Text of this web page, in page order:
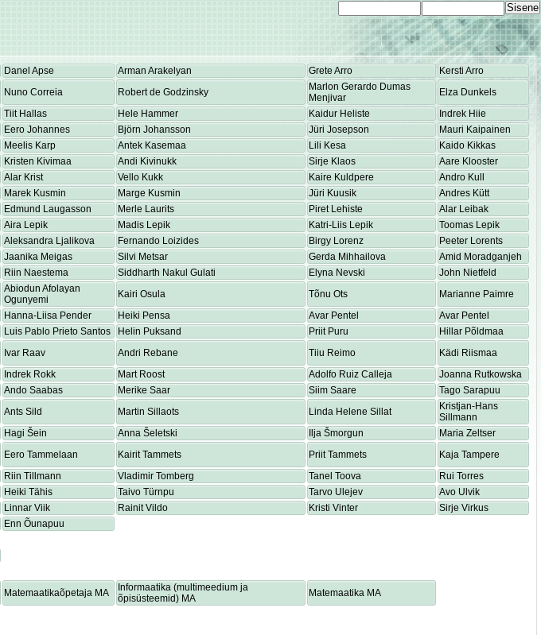
Danel Apse Arman Arakelyan Grete Arro
Kersti Arro
Nuno Correia Robert de Godzinsky
Marlon Gerardo Dumas
Menjivar
Elza Dunkels
Tiit Hallas Hele Hammer Kaidur Heliste
Indrek Hiie
Eero Johannes Björn Johansson Jüri Josepson
Mauri Kaipainen
Meelis Karp Antek Kasemaa Lili Kesa
Kaido Kikkas
Kristen Kivimaa Andi Kivinukk Sirje Klaos
Aare Klooster
Alar Krist Vello Kukk Kaire Kuldpere
Andro Kull
Marek Kusmin Marge Kusmin Jüri Kuusik
Andres Kütt
Edmund Laugasson Merle Laurits Piret Lehiste
Alar Leibak
Aira Lepik Madis Lepik Katri-Liis Lepik
Toomas Lepik
Aleksandra Ljalikova Fernando Loizides Birgy Lorenz
Peeter Lorents
Jaanika Meigas Silvi Metsar Gerda Mihhailova
Amid Moradganjeh
Riin Naestema Siddharth Nakul Gulati Elyna Nevski
John Nietfeld
Abiodun Afolayan
Ogunyemi
Kairi Osula Tõnu Ots
Marianne Paimre
Hanna-Liisa Pender Heiki Pensa Avar Pentel
Avar Pentel
Luis Pablo Prieto Santos Helin Puksand Priit Puru
Hillar Põldmaa
Ivar Raav Andri Rebane Tiiu Reimo
Kädi Riismaa
Indrek Rokk Mart Roost Adolfo Ruiz Calleja
Joanna Rutkowska
Ando Saabas Merike Saar Siim Saare
Tago Sarapuu
Ants Sild Martin Sillaots Linda Helene Sillat
Kristjan-Hans
Sillmann
Hagi Šein Anna Šeletski Ilja Šmorgun
Maria Zeltser
Eero Tammelaan Kairit Tammets Priit Tammets
Kaja Tampere
Riin Tillmann Vladimir Tomberg Tanel Toova
Rui Torres
Heiki Tähis Taivo Türnpu Tarvo Ulejev
Avo Ulvik
Linnar Viik Rainit Vildo Kristi Vinter
Sirje Virkus
Enn Õunapuu
Matemaatikaõpetaja MA
Informaatika (multimeedium ja
õpisüsteemid) MA
Matemaatika MA